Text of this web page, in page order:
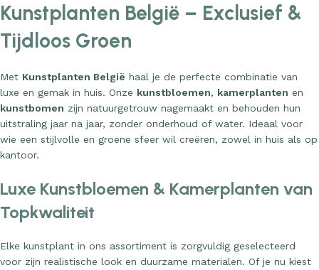
Kunstplanten België – Exclusief &
Tijdloos Groen
Met Kunstplanten België haal je de perfecte combinatie van
luxe en gemak in huis. Onze kunstbloemen, kamerplanten en
kunstbomen zijn natuurgetrouw nagemaakt en behouden hun
uitstraling jaar na jaar, zonder onderhoud of water. Ideaal voor
wie een stijlvolle en groene sfeer wil creëren, zowel in huis als op
kantoor.
Luxe Kunstbloemen & Kamerplanten van
Topkwaliteit
Elke kunstplant in ons assortiment is zorgvuldig geselecteerd
voor zijn realistische look en duurzame materialen. Of je nu kiest